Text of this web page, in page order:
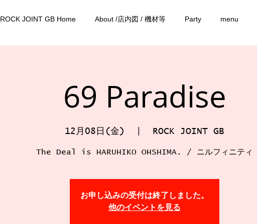
ROCK JOINT GB Home About /店内図 / 機材等 Party menu
69 Paradise
12月08日(金) ROCK JOINT GB
The Deal is HARUHIKO OHSHIMA. / ニルフィニティ
お申し込みの受付は終了しました。
他のイベントを見る